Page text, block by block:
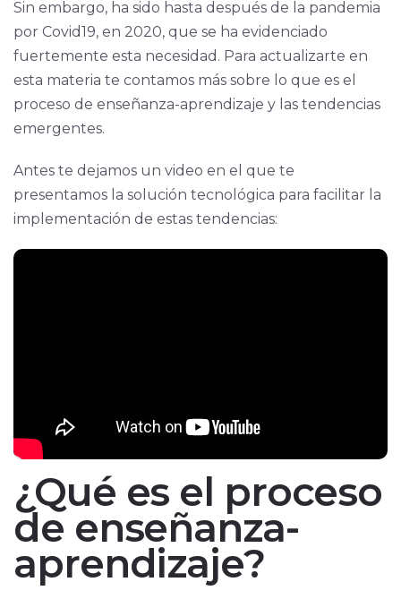
Sin embargo, ha sido hasta después de la pandemia
por Covid19, en 2020, que se ha evidenciado
fuertemente esta necesidad. Para actualizarte en
esta materia te contamos más sobre lo que es el
proceso de enseñanza-aprendizaje y las tendencias
emergentes.
Antes te dejamos un video en el que te
presentamos la solución tecnológica para facilitar la
implementación de estas tendencias:
¿Qué es el proceso
de enseñanza-
aprendizaje?